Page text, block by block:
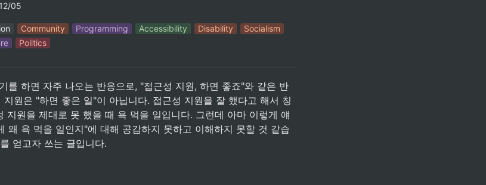
05
Community Programming Accessibility Disability
Socialism
Politics
를 하면 자주 나오는 반응으로, "접근성 지원, 하면 좋죠"와 같은 반
원은 "하면 좋은 일"이 아닙니다. 접근성 지원을 잘 했다고 해서 칭
지원을 제대로 못 했을 때 욕 먹을 일입니다. 그런데 아마 이렇게 얘
왜 욕 먹을 일인지"에 대해 공감하지 못하고 이해하지 못할 것 같습
얻고자 쓰는 글입니다.